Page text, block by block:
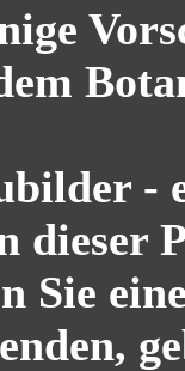
-
dieser
Sie